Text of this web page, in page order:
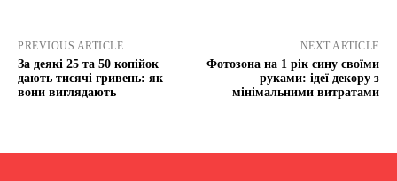
PREVIOUS ARTICLE
За деякі 25 та 50 копійок
дають тисячі гривень: як
вони виглядають
NEXT ARTICLE
Фотозона на 1 рік сину своїми
руками: ідеї декору з
мінімальними витратами